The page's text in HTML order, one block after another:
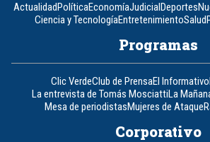
ActualidadPolíticaEconomíaJudicialDeportes
Ciencia y TecnologíaEntretenimientoSalud
Programas
Clic VerdeClub de PrensaEl Informativo
La entrevista de Tomás MosciattiLa
Mesa de periodistasMujeres de Ataque
Corporativo